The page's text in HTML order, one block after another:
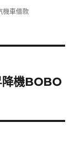
機車借款
降機BOBO